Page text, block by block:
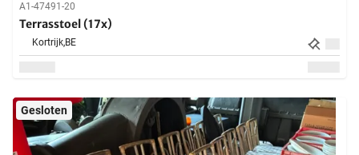
A1-47491-20
Terrasstoel (17x)
Kortrijk,BE
Gesloten